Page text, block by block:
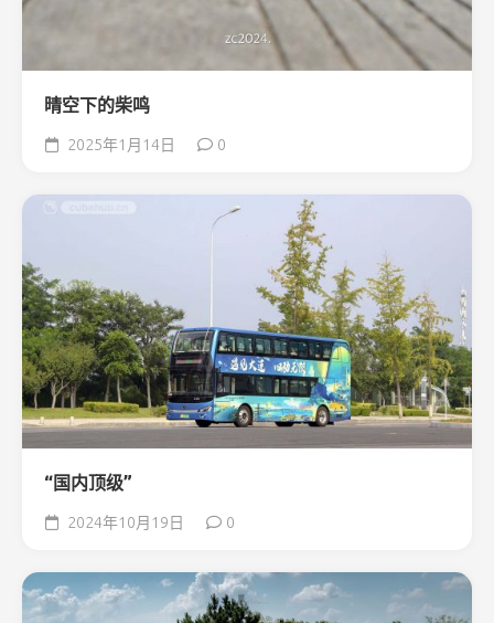
晴空下的柴鸣
2025年1月14日 0
“国内顶级”
2024年10月19日 0